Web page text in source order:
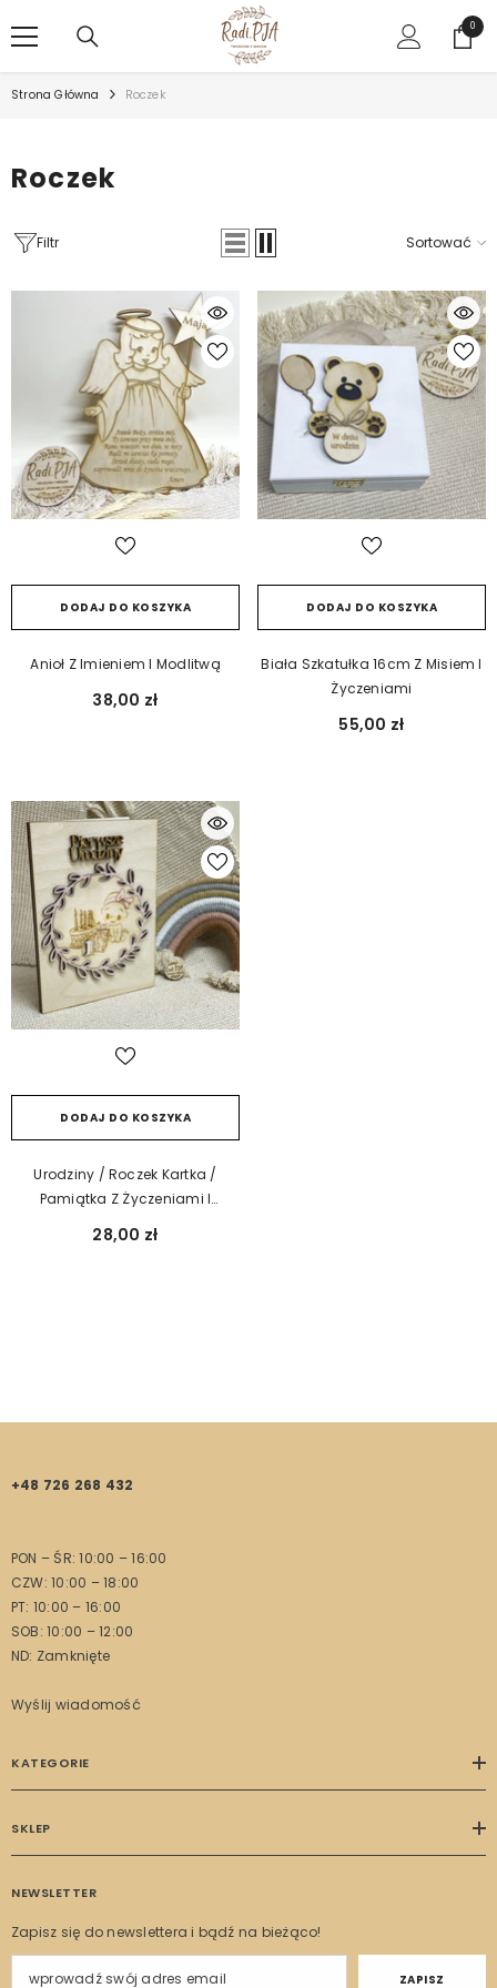
00
Strona Główna Roczek
Roczek
Filtr Sortować
DODAJ DO KOSZYKA
Anioł Z Imieniem I Modlitwą
38,00 zł
DODAJ DO KOSZYKA
Biała Szkatułka 16cm Z Misiem I
Życzeniami
55,00 zł
DODAJ DO KOSZYKA
Urodziny / Roczek Kartka /
Pamiątka Z Życzeniami I
28,00 zł
+48 726 268 432
PON – ŚR: 10:00 – 16:00
CZW: 10:00 – 18:00
PT: 10:00 – 16:00
SOB: 10:00 – 12:00
ND: Zamknięte
Wyślij wiadomość
KATEGORIE
SKLEP
NEWSLETTER
Zapisz się do newslettera i bądź na bieżąco!
ZAPISZ